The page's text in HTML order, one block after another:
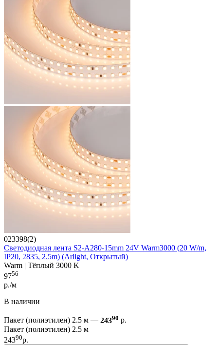
023398(2)
Светодиодная лента S2-A280-15mm 24V Warm3000 (20 W/m,
IP20, 2835, 2.5m) (Arlight, Открытый)
Warm | Тёплый 3000 K
9756
р./м
В наличии
Пакет (полиэтилен) 2.5 м — 24390 р.
Пакет (полиэтилен) 2.5 м
24390р.